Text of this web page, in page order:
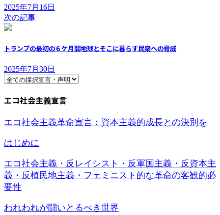
2025年7月16日
次の記事
トランプの最初の６ケ月間地球とそこに暮らす民衆への脅威
2025年7月30日
エコ社会主義宣言
エコ社会主義革命宣言：資本主義的成長との決別を
はじめに
エコ社会主義・反レイシスト・反軍国主義・反資本主
義・反植民地主義・フェミニスト的な革命の客観的必
要性
われわれが闘いとるべき世界